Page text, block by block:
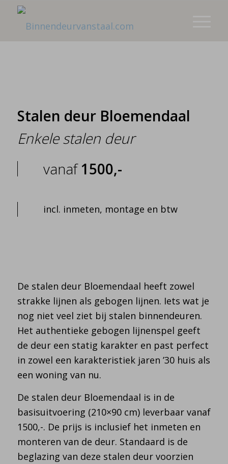
Stalen deur Bloemendaal
Enkele stalen deur
vanaf1500,-
incl. inmeten, montage en btw
De stalen deur Bloemendaal heeft zowel
strakke lijnen als gebogen lijnen. Iets wat je
nog niet veel ziet bij stalen binnendeuren.
Het authentieke gebogen lijnenspel geeft
de deur een statig karakter en past perfect
in zowel een karakteristiek jaren ’30 huis als
een woning van nu.
De stalen deur Bloemendaal is in de
basisuitvoering (210×90 cm) leverbaar vanaf
1500,-. De prijs is inclusief het inmeten en
monteren van de deur. Standaard is de
beglazing van deze stalen deur voorzien